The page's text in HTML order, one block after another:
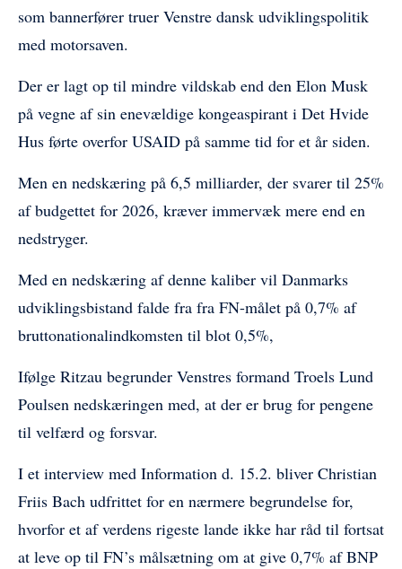
som bannerfører truer Venstre dansk udviklingspolitik
med motorsaven.
Der er lagt op til mindre vildskab end den Elon Musk
på vegne af sin enevældige kongeaspirant i Det Hvide
Hus førte overfor USAID på samme tid for et år siden.
Men en nedskæring på 6,5 milliarder, der svarer til 25%
af budgettet for 2026, kræver immervæk mere end en
nedstryger.
Med en nedskæring af denne kaliber vil Danmarks
udviklingsbistand falde fra fra FN-målet på 0,7% af
bruttonationalindkomsten til blot 0,5%,
Ifølge Ritzau begrunder Venstres formand Troels Lund
Poulsen nedskæringen med, at der er brug for pengene
til velfærd og forsvar.
I et interview med Information d. 15.2. bliver Christian
Friis Bach udfrittet for en nærmere begrundelse for,
hvorfor et af verdens rigeste lande ikke har råd til fortsat
at leve op til FN’s målsætning om at give 0,7% af BNP